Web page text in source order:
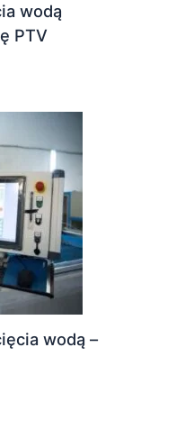
wodą
PTV
wodą –